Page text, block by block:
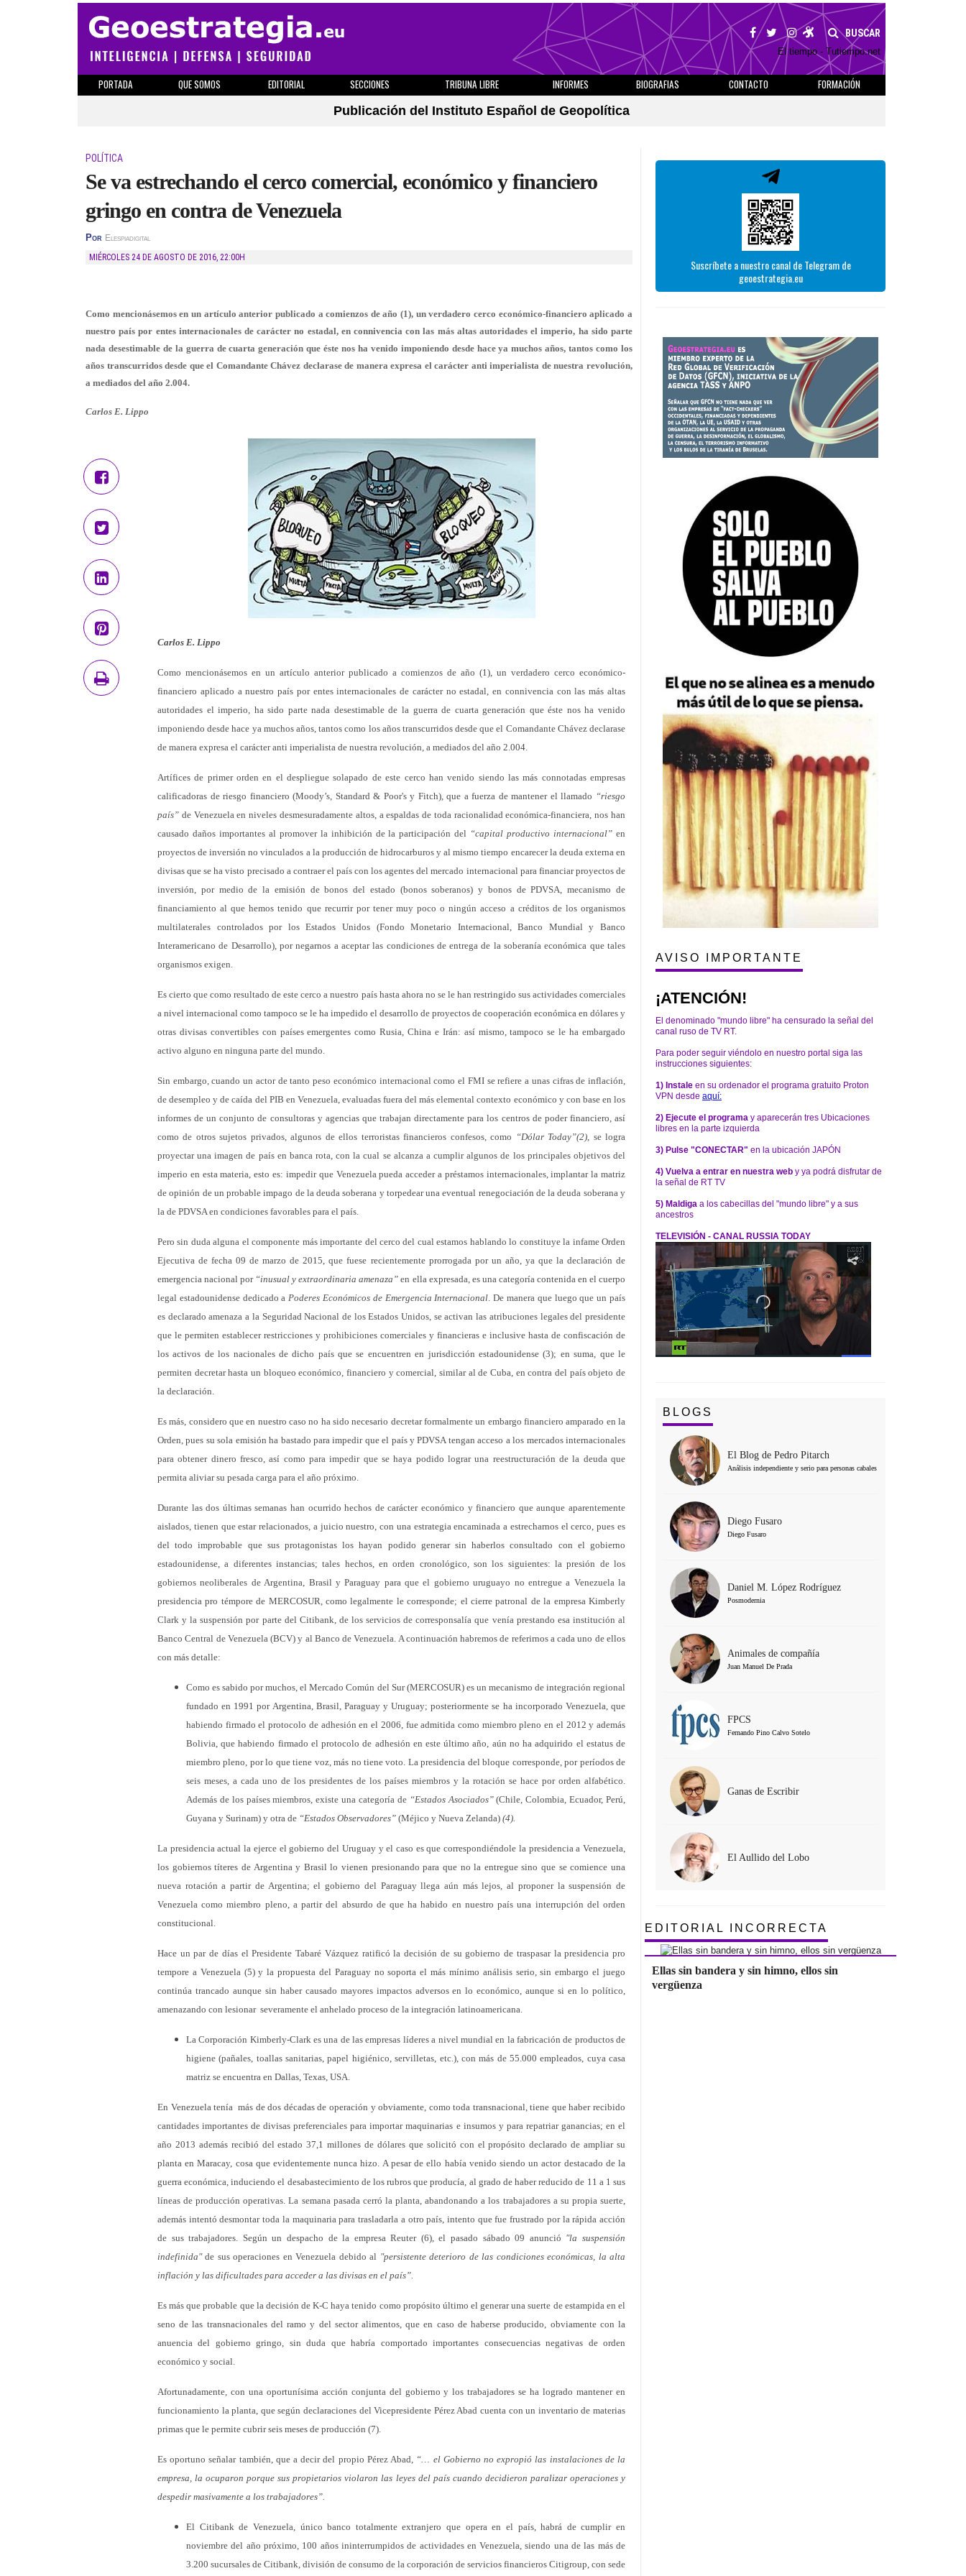
BUSCAR
El tiempo - Tutiempo.net
PORTADA QUE SOMOS EDITORIAL SECCIONES TRIBUNA LIBRE INFORMES BIOGRAFIAS CONTACTO
FORMACIÓN
Publicación del Instituto Español de Geopolítica
POLÍTICA
Se va estrechando el cerco comercial, económico y financiero
gringo en contra de Venezuela
Por Elespiadigital
MIÉRCOLES 24 DE AGOSTO DE 2016, 22:00H
Como mencionásemos en un artículo anterior publicado a comienzos de año (1), un verdadero cerco económico-financiero aplicado a
nuestro país por entes internacionales de carácter no estadal, en connivencia con las más altas autoridades el imperio, ha sido parte
nada desestimable de la guerra de cuarta generación que éste nos ha venido imponiendo desde hace ya muchos años, tantos como los
años transcurridos desde que el Comandante Chávez declarase de manera expresa el carácter anti imperialista de nuestra revolución,
a mediados del año 2.004.
Carlos E. Lippo
Carlos E. Lippo
Como mencionásemos en un artículo anterior publicado a comienzos de año (1), un verdadero cerco económico-
financiero aplicado a nuestro país por entes internacionales de carácter no estadal, en connivencia con las más altas
autoridades el imperio, ha sido parte nada desestimable de la guerra de cuarta generación que éste nos ha venido
imponiendo desde hace ya muchos años, tantos como los años transcurridos desde que el Comandante Chávez declarase
de manera expresa el carácter anti imperialista de nuestra revolución, a mediados del año 2.004.
Artífices de primer orden en el despliegue solapado de este cerco han venido siendo las más connotadas empresas
calificadoras de riesgo financiero (Moody’s, Standard & Poor's y Fitch), que a fuerza de mantener el llamado “riesgo
país” de Venezuela en niveles desmesuradamente altos, a espaldas de toda racionalidad económica-financiera, nos han
causado daños importantes al promover la inhibición de la participación del “capital productivo internacional” en
proyectos de inversión no vinculados a la producción de hidrocarburos y al mismo tiempo encarecer la deuda externa en
divisas que se ha visto precisado a contraer el país con los agentes del mercado internacional para financiar proyectos de
inversión, por medio de la emisión de bonos del estado (bonos soberanos) y bonos de PDVSA, mecanismo de
financiamiento al que hemos tenido que recurrir por tener muy poco o ningún acceso a créditos de los organismos
multilaterales controlados por los Estados Unidos (Fondo Monetario Internacional, Banco Mundial y Banco
Interamericano de Desarrollo), por negarnos a aceptar las condiciones de entrega de la soberanía económica que tales
organismos exigen.
Es cierto que como resultado de este cerco a nuestro país hasta ahora no se le han restringido sus actividades comerciales
a nivel internacional como tampoco se le ha impedido el desarrollo de proyectos de cooperación económica en dólares y
otras divisas convertibles con países emergentes como Rusia, China e Irán: así mismo, tampoco se le ha embargado
activo alguno en ninguna parte del mundo.
Sin embargo, cuando un actor de tanto peso económico internacional como el FMI se refiere a unas cifras de inflación,
de desempleo y de caída del PIB en Venezuela, evaluadas fuera del más elemental contexto económico y con base en los
informes de un conjunto de consultoras y agencias que trabajan directamente para los centros de poder financiero, así
como de otros sujetos privados, algunos de ellos terroristas financieros confesos, como “Dólar Today”(2), se logra
proyectar una imagen de país en banca rota, con la cual se alcanza a cumplir algunos de los principales objetivos del
imperio en esta materia, esto es: impedir que Venezuela pueda acceder a préstamos internacionales, implantar la matriz
de opinión de un probable impago de la deuda soberana y torpedear una eventual renegociación de la deuda soberana y
la de PDVSA en condiciones favorables para el país.
Pero sin duda alguna el componente más importante del cerco del cual estamos hablando lo constituye la infame Orden
Ejecutiva de fecha 09 de marzo de 2015, que fuese recientemente prorrogada por un año, ya que la declaración de
emergencia nacional por “inusual y extraordinaria amenaza” en ella expresada, es una categoría contenida en el cuerpo
legal estadounidense dedicado aPoderes Económicos de Emergencia Internacional. De manera que luego que un país
es declarado amenaza a la Seguridad Nacional de los Estados Unidos, se activan las atribuciones legales del presidente
que le permiten establecer restricciones y prohibiciones comerciales y financieras e inclusive hasta de confiscación de
los activos de los nacionales de dicho país que se encuentren en jurisdicción estadounidense (3); en suma, que le
permiten decretar hasta un bloqueo económico, financiero y comercial, similar al de Cuba, en contra del país objeto de
la declaración.
Es más, considero que en nuestro caso no ha sido necesario decretar formalmente un embargo financiero amparado en la
Orden, pues su sola emisión ha bastado para impedir que el país y PDVSA tengan acceso a los mercados internacionales
para obtener dinero fresco, así como para impedir que se haya podido lograr una reestructuración de la deuda que
permita aliviar su pesada carga para el año próximo.
Durante las dos últimas semanas han ocurrido hechos de carácter económico y financiero que aunque aparentemente
aislados, tienen que estar relacionados, a juicio nuestro, con una estrategia encaminada a estrecharnos el cerco, pues es
del todo improbable que sus protagonistas los hayan podido generar sin haberlos consultado con el gobierno
estadounidense, a diferentes instancias; tales hechos, en orden cronológico, son los siguientes: la presión de los
gobiernos neoliberales de Argentina, Brasil y Paraguay para que el gobierno uruguayo no entregue a Venezuela la
presidencia pro témpore de MERCOSUR, como legalmente le corresponde; el cierre patronal de la empresa Kimberly
Clark y la suspensión por parte del Citibank, de los servicios de corresponsalía que venía prestando esa institución al
Banco Central de Venezuela (BCV) y al Banco de Venezuela. A continuación habremos de referirnos a cada uno de ellos
con más detalle:
Como es sabido por muchos, el Mercado Común del Sur (MERCOSUR) es un mecanismo de integración regional
fundado en 1991 por Argentina, Brasil, Paraguay y Uruguay; posteriormente se ha incorporado Venezuela, que
habiendo firmado el protocolo de adhesión en el 2006, fue admitida como miembro pleno en el 2012 y además
Bolivia, que habiendo firmado el protocolo de adhesión en este último año, aún no ha adquirido el estatus de
miembro pleno, por lo que tiene voz, más no tiene voto. La presidencia del bloque corresponde, por períodos de
seis meses, a cada uno de los presidentes de los países miembros y la rotación se hace por orden alfabético.
Además de los países miembros, existe una categoría de “Estados Asociados”(Chile, Colombia, Ecuador, Perú,
Guyana y Surinam) y otra de “Estados Observadores” (Méjico y Nueva Zelanda) (4).
La presidencia actual la ejerce el gobierno del Uruguay y el caso es que correspondiéndole la presidencia a Venezuela,
los gobiernos títeres de Argentina y Brasil lo vienen presionando para que no la entregue sino que se comience una
nueva rotación a partir de Argentina; el gobierno del Paraguay llega aún más lejos, al proponer la suspensión de
Venezuela como miembro pleno, a partir del absurdo de que ha habido en nuestro país una interrupción del orden
constitucional.
Hace un par de días el Presidente Tabaré Vázquez ratificó la decisión de su gobierno de traspasar la presidencia pro
tempore a Venezuela (5) y la propuesta del Paraguay no soporta el más mínimo análisis serio, sin embargo el juego
continúa trancado aunque sin haber causado mayores impactos adversos en lo económico, aunque si en lo político,
amenazando con lesionar severamente el anhelado proceso de la integración latinoamericana.
La Corporación Kimberly-Clark es una de las empresas líderes a nivel mundial en la fabricación de productos de
higiene (pañales, toallas sanitarias, papel higiénico, servilletas, etc.), con más de 55.000 empleados, cuya casa
matriz se encuentra en Dallas, Texas, USA.
En Venezuela tenía más de dos décadas de operación y obviamente, como toda transnacional, tiene que haber recibido
cantidades importantes de divisas preferenciales para importar maquinarias e insumos y para repatriar ganancias; en el
año 2013 además recibió del estado 37,1 millones de dólares que solicitó con el propósito declarado de ampliar su
planta en Maracay, cosa que evidentemente nunca hizo. A pesar de ello había venido siendo un actor destacado de la
guerra económica, induciendo el desabastecimiento de los rubros que producía, al grado de haber reducido de 11 a 1 sus
líneas de producción operativas. La semana pasada cerró la planta, abandonando a los trabajadores a su propia suerte,
además intentó desmontar toda la maquinaria para trasladarla a otro país, intento que fue frustrado por la rápida acción
de sus trabajadores. Según un despacho de la empresa Reuter (6), el pasado sábado 09 anunció "la suspensión
indefinida"de sus operaciones en Venezuela debido al "persistente deterioro de las condiciones económicas, la alta
inflación y las dificultades para acceder a las divisas en el país”.
Es más que probable que la decisión de K-C haya tenido como propósito último el generar una suerte de estampida en el
seno de las transnacionales del ramo y del sector alimentos, que en caso de haberse producido, obviamente con la
anuencia del gobierno gringo, sin duda que habría comportado importantes consecuencias negativas de orden
económico y social.
Afortunadamente, con una oportunísima acción conjunta del gobierno y los trabajadores se ha logrado mantener en
funcionamiento la planta, que según declaraciones del Vicepresidente Pérez Abad cuenta con un inventario de materias
primas que le permite cubrir seis meses de producción (7).
Es oportuno señalar también, que a decir del propio Pérez Abad, “… el Gobierno no expropió las instalaciones de la
empresa, la ocuparon porque sus propietarios violaron las leyes del país cuando decidieron paralizar operaciones y
despedir masivamente a los trabajadores”.
El Citibank de Venezuela, único banco totalmente extranjero que opera en el país, habrá de cumplir en
noviembre del año próximo, 100 años ininterrumpidos de actividades en Venezuela, siendo una de las más de
3.200 sucursales de Citibank, división de consumo de la corporación de servicios financieros Citigroup, con sede
Suscríbete a nuestro canal de Telegram de
geoestrategia.eu
AVISO IMPORTANTE
¡ATENCIÓN!
El denominado "mundo libre" ha censurado la señal del
canal ruso de TV RT.
Para poder seguir viéndolo en nuestro portal siga las
instrucciones siguientes:
1) Instale en su ordenador el programa gratuito Proton
VPN desde aquí:
2) Ejecute el programa y aparecerán tres Ubicaciones
libres en la parte izquierda
3) Pulse "CONECTAR" en la ubicación JAPÓN
4) Vuelva a entrar en nuestra web y ya podrá disfrutar de
la señal de RT TV
5) Maldiga a los cabecillas del "mundo libre" y a sus
ancestros
TELEVISIÓN - CANAL RUSSIA TODAY
BLOGS
El Blog de Pedro Pitarch
Análisis independiente y serio para personas cabales
Diego Fusaro
Diego Fusaro
Daniel M. López Rodríguez
Posmodernia
Animales de compañía
Juan Manuel De Prada
FPCS
Fernando Pino Calvo Sotelo
Ganas de Escribir
El Aullido del Lobo
EDITORIAL INCORRECTA
Ellas sin bandera y sin himno, ellos sin
vergüenza